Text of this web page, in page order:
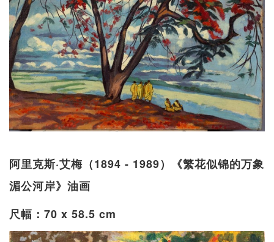
阿里克斯·艾梅（1894 - 1989）《繁花似锦的万象
湄公河岸》油画
尺幅：70 x 58.5 cm